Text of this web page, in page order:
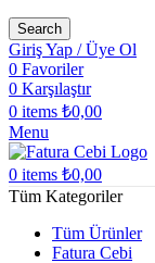
Search
Giriş Yap / Üye Ol
0 Favoriler
0 Karşılaştır
0 items ₺0,00
Menu
0 items ₺0,00
Tüm Kategoriler
Tüm Ürünler
Fatura Cebi